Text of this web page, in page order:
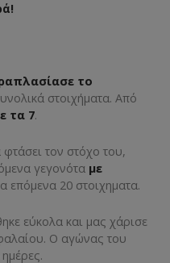
το
στοιχήματα. Από
τα 7.
τον στόχο του,
γεγονότα με
επόμενα 20 στοιχηματα.
εύκολα και μας χάρισε
Ο αγώνας του